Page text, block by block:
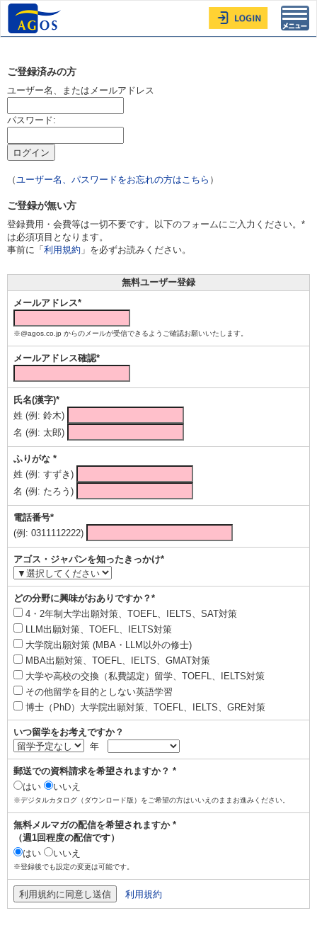
ご登録済みの方
ユーザー名、またはメールアドレス
パスワード:
（ユーザー名、パスワードをお忘れの方はこちら ）
ご登録が無い方
登録費用・会費等は一切不要です。以下のフォームにご入力ください。*
は必須項目となります。
事前に「 利用規約 」を必ずお読みください。
無料ユーザー登録
メールアドレス*
※@agos.co.jp からのメールが受信できるようご確認お願いいたします。
メールアドレス確認*
氏名(漢字)*
姓 (例: 鈴木)
名 (例: 太郎)
ふりがな *
姓 (例: すずき)
名 (例: たろう)
電話番号*
(例: 0311112222)
アゴス・ジャパンを知ったきっかけ*
どの分野に興味がおありですか？*
4・2年制大学出願対策、TOEFL、IELTS、SAT対策
LLM出願対策、TOEFL、IELTS対策
大学院出願対策 (MBA・LLM以外の修士)
MBA出願対策、TOEFL、IELTS、GMAT対策
大学や高校の交換（私費認定）留学、TOEFL、IELTS対策
その他留学を目的としない英語学習
博士（PhD）大学院出願対策、TOEFL、IELTS、GRE対策
いつ留学をお考えですか？
年
郵送での資料請求を希望されますか？ *
はい
いいえ
※デジタルカタログ（ダウンロード版）をご希望の方はいいえのままお進みください。
無料メルマガの配信を希望されますか *
（週1回程度の配信です）
はい
いいえ
※登録後でも設定の変更は可能です。
利用規約